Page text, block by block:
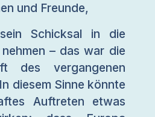
und Freunde,
Schicksal in die
– das war die
des vergangenen
diesem Sinne könnte
Auftreten etwas